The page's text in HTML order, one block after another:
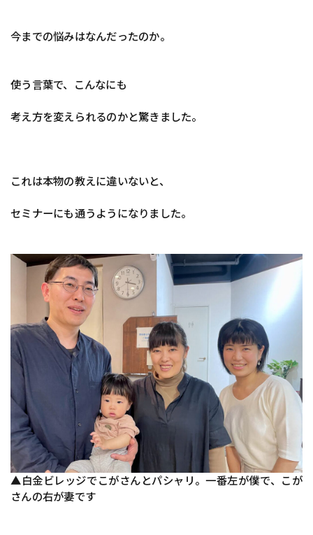
今までの悩みはなんだったのか。
使う言葉で、こんなにも
考え方を変えられるのかと驚きました。
これは本物の教えに違いないと、
セミナーにも通うようになりました。
▲白金ビレッジでこがさんとパシャリ。一番左が僕で、こが
さんの右が妻です